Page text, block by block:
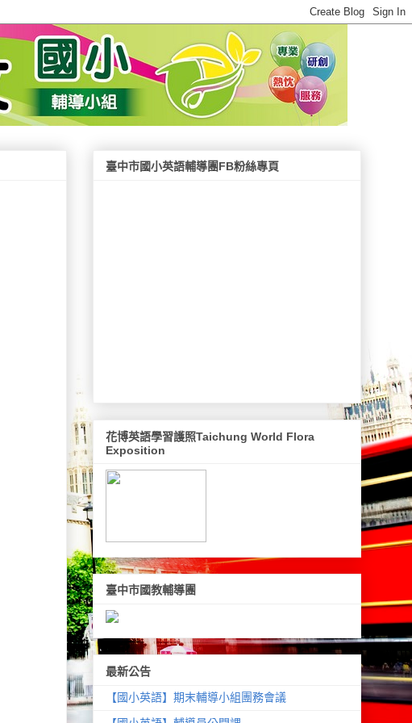
臺中市國小英語輔導團FB粉絲專頁
花博英語學習護照Taichung World Flora
Exposition
臺中市國教輔導團
最新公告
【國小英語】期末輔導小組團務會議